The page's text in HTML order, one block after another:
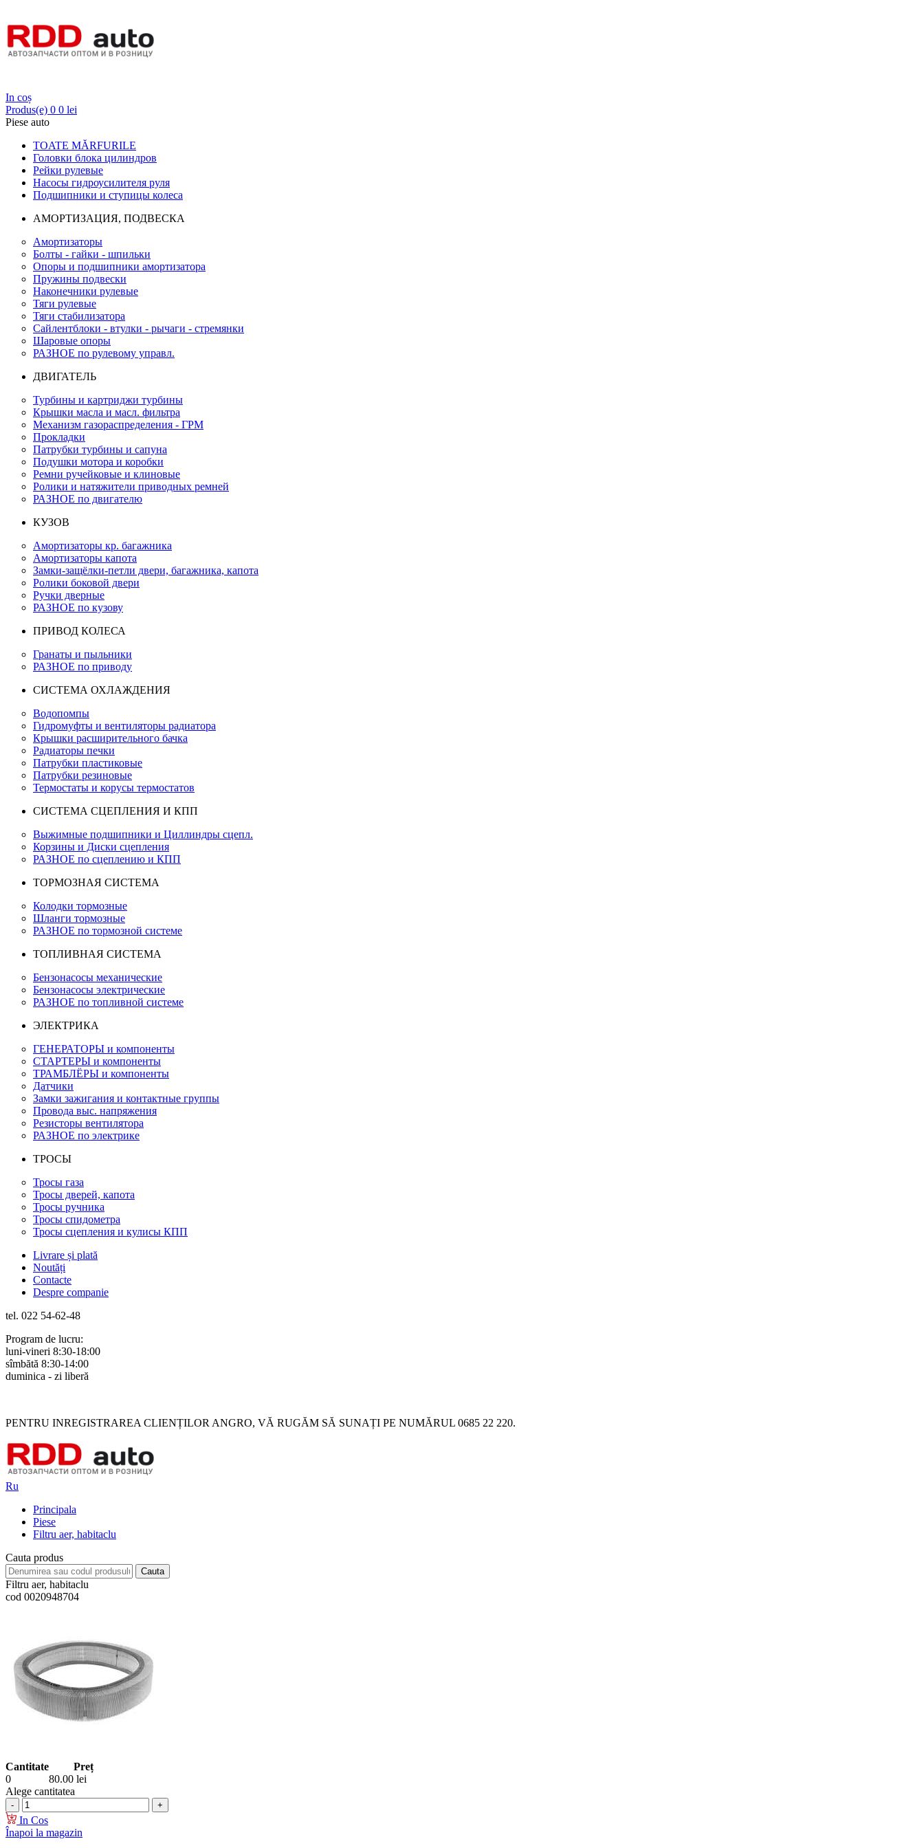
In coș
Produs(e) 0 0 lei
Piese auto
TOATE MĂRFURILE
Головки блока цилиндров
Рейки рулевые
Насосы гидроусилителя руля
Подшипники и ступицы колеса
АМОРТИЗАЦИЯ, ПОДВЕСКА
Амортизаторы
Болты - гайки - шпильки
Опоры и подшипники амортизатора
Пружины подвески
Наконечники рулевые
Тяги рулевые
Тяги стабилизатора
Сайлентблоки - втулки - рычаги - стремянки
Шаровые опоры
РАЗНОЕ по рулевому управл.
ДВИГАТЕЛЬ
Турбины и картриджи турбины
Крышки масла и масл. фильтра
Механизм газораспределения - ГРМ
Прокладки
Патрубки турбины и сапуна
Подушки мотора и коробки
Ремни ручейковые и клиновые
Ролики и натяжители приводных ремней
РАЗНОЕ по двигателю
КУЗОВ
Амортизаторы кр. багажника
Амортизаторы капота
Замки-защёлки-петли двери, багажника, капота
Ролики боковой двери
Ручки дверные
РАЗНОЕ по кузову
ПРИВОД КОЛЕСА
Гранаты и пыльники
РАЗНОЕ по приводу
СИСТЕМА ОХЛАЖДЕНИЯ
Водопомпы
Гидромуфты и вентиляторы радиатора
Крышки расширительного бачка
Радиаторы печки
Патрубки пластиковые
Патрубки резиновые
Термостаты и корусы термостатов
СИСТЕМА СЦЕПЛЕНИЯ И КПП
Выжимные подшипники и Циллиндры сцепл.
Корзины и Диски сцепления
РАЗНОЕ по сцеплению и КПП
ТОРМОЗНАЯ СИСТЕМА
Колодки тормозные
Шланги тормозные
РАЗНОЕ по тормозной системе
ТОПЛИВНАЯ СИСТЕМА
Бензонасосы механические
Бензонасосы электрические
РАЗНОЕ по топливной системе
ЭЛЕКТРИКА
ГЕНЕРАТОРЫ и компоненты
СТАРТЕРЫ и компоненты
ТРАМБЛЁРЫ и компоненты
Датчики
Замки зажигания и контактные группы
Провода выс. напряжения
Резисторы вентилятора
РАЗНОЕ по электрике
ТРОСЫ
Тросы газа
Тросы дверей, капота
Тросы ручника
Тросы спидометра
Тросы сцепления и кулисы КПП
Livrare și plată
Noutăți
Contacte
Despre companie
tel. 022 54-62-48
Program de lucru:
luni-vineri 8:30-18:00
sîmbătă 8:30-14:00
duminica - zi liberă
PENTRU INREGISTRAREA CLIENȚILOR ANGRO, VĂ RUGĂM SĂ SUNAȚI PE NUMĂRUL 0685 22 220.
Ru
Principala
Piese
Filtru aer, habitaclu
Cauta produs
Filtru aer, habitaclu
cod 0020948704
Cantitate
Preț
0
80.00 lei
Alege cantitatea
In Cos
Înapoi la magazin